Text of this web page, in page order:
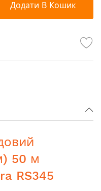
Додати В Кошик
50 м
RS345